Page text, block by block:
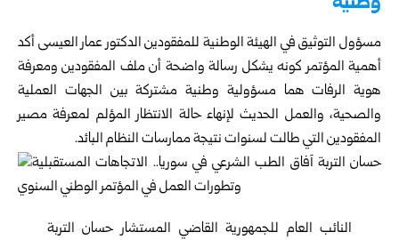
مسؤول التوثيق في الهيئة الوطنية للمفقودين الدكتور عمار العيسى أكد
أهمية المؤتمر كونه يشكل رسالة واضحة أن ملف المفقودين ومعرفة
هوية الرفات هما مسؤولية وطنية مشتركة بين الجهات العملية
والصحية، والعمل الحديث لإنهاء حالة الانتظار المؤلم لمعرفة مصير
المفقودين التي طالت لسنوات نتيجة ممارسات النظام البائد.
النائب العام للجمهورية القاضي المستشار حسان التربة